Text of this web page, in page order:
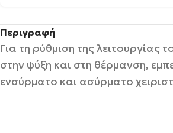
Περιγραφή
Για τη ρύθμιση της λειτουργίας
στην ψύξη και στη θέρμανση,
ενσύρματο και ασύρματο